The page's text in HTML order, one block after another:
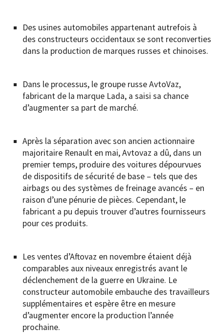
Des usines automobiles appartenant autrefois à
des constructeurs occidentaux se sont reconverties
dans la production de marques russes et chinoises.
Dans le processus, le groupe russe AvtoVaz,
fabricant de la marque Lada, a saisi sa chance
d’augmenter sa part de marché.
Après la séparation avec son ancien actionnaire
majoritaire Renault en mai, Avtovaz a dû, dans un
premier temps, produire des voitures dépourvues
de dispositifs de sécurité de base – tels que des
airbags ou des systèmes de freinage avancés – en
raison d’une pénurie de pièces. Cependant, le
fabricant a pu depuis trouver d’autres fournisseurs
pour ces produits.
Les ventes d’Aftovaz en novembre étaient déjà
comparables aux niveaux enregistrés avant le
déclenchement de la guerre en Ukraine. Le
constructeur automobile embauche des travailleurs
supplémentaires et espère être en mesure
d’augmenter encore la production l’année
prochaine.